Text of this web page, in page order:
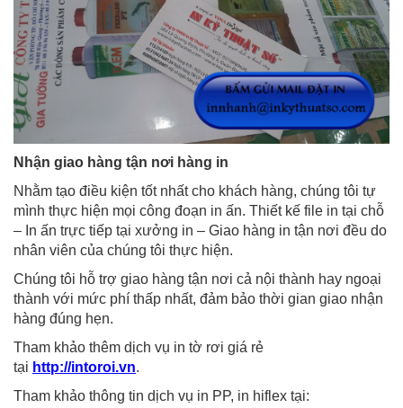
Nhận giao hàng tận nơi hàng in
Nhằm tạo điều kiện tốt nhất cho khách hàng, chúng tôi tự
mình thực hiện mọi công đoạn in ấn. Thiết kế file in tại chỗ
– In ấn trực tiếp tại xưởng in – Giao hàng in tận nơi đều do
nhân viên của chúng tôi thực hiện.
Chúng tôi hỗ trợ giao hàng tận nơi cả nội thành hay ngoại
thành với mức phí thấp nhất, đảm bảo thời gian giao nhận
hàng đúng hẹn.
Tham khảo thêm dịch vụ in tờ rơi giá rẻ
tại http://intoroi.vn.
Tham khảo thông tin dịch vụ in PP, in hiflex tại: